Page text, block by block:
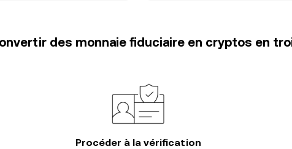
des monnaie fiduciaire en cryptos en
Procéder à la vérification